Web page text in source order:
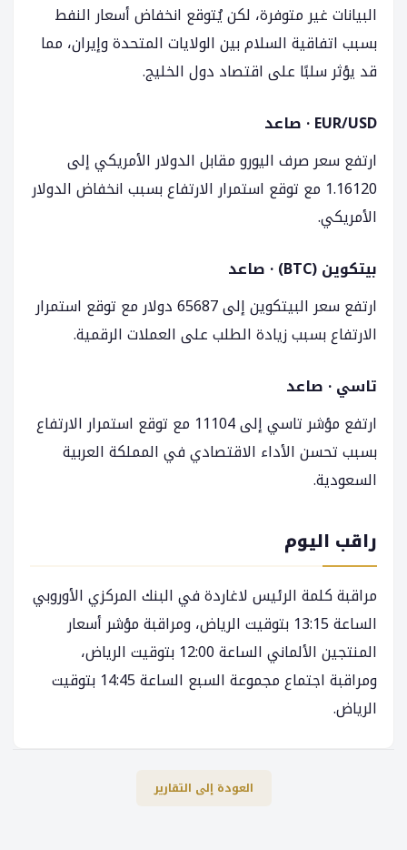
البيانات غير متوفرة، لكن يُتوقع انخفاض أسعار النفط
بسبب اتفاقية السلام بين الولايات المتحدة وإيران، مما
قد يؤثر سلبًا على اقتصاد دول الخليج.
EUR/USD · صاعد
ارتفع سعر صرف اليورو مقابل الدولار الأمريكي إلى
1.16120 مع توقع استمرار الارتفاع بسبب انخفاض الدولار
الأمريكي.
بيتكوين (BTC) · صاعد
ارتفع سعر البيتكوين إلى 65687 دولار مع توقع استمرار
الارتفاع بسبب زيادة الطلب على العملات الرقمية.
تاسي · صاعد
ارتفع مؤشر تاسي إلى 11104 مع توقع استمرار الارتفاع
بسبب تحسن الأداء الاقتصادي في المملكة العربية
السعودية.
راقب اليوم
مراقبة كلمة الرئيس لاغاردة في البنك المركزي الأوروبي
الساعة 13:15 بتوقيت الرياض، ومراقبة مؤشر أسعار
المنتجين الألماني الساعة 12:00 بتوقيت الرياض،
ومراقبة اجتماع مجموعة السبع الساعة 14:45 بتوقيت
الرياض.
العودة إلى التقارير